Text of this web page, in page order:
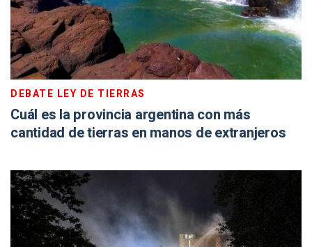
DEBATE LEY DE TIERRAS
Cuál es la provincia argentina con más
cantidad de tierras en manos de extranjeros